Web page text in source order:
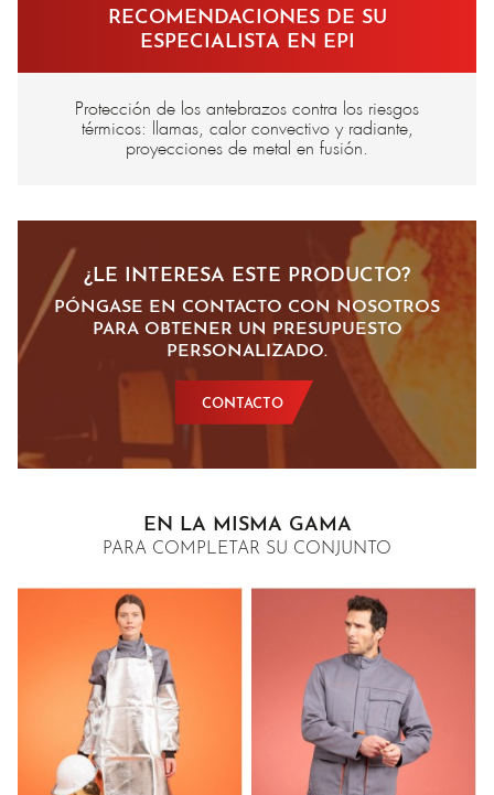
RECOMENDACIONES DE SU
ESPECIALISTA EN EPI
Protección de los antebrazos contra los riesgos
térmicos: llamas, calor convectivo y radiante,
proyecciones de metal en fusión.
¿LE INTERESA ESTE PRODUCTO?
PÓNGASE EN CONTACTO CON NOSOTROS
PARA OBTENER UN PRESUPUESTO
PERSONALIZADO.
CONTACTO
EN LA MISMA GAMA
PARA COMPLETAR SU CONJUNTO